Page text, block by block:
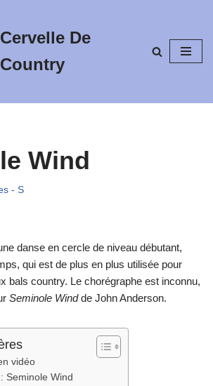
Cervelle De
Country
Wind
- S
danse en cercle de niveau débutant,
qui est de plus en plus utilisée pour
bals country. Le chorégraphe est inconnu,
Seminole Windde John Anderson.
vidéo
Seminole Wind